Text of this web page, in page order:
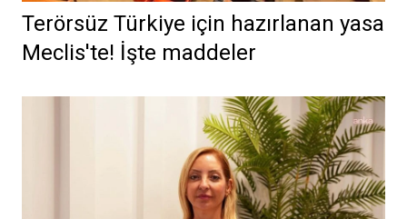
Terörsüz Türkiye için hazırlanan yasa
Meclis'te! İşte maddeler